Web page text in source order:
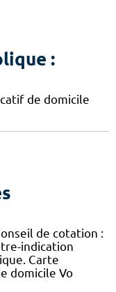
:
de domicile
de cotation :
indication
Carte
domicile Vo